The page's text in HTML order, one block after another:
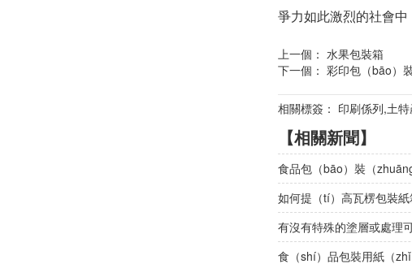
爭力如此激烈的社會
上一個： 水果包裝箱
下一個： 彩印包（bāo）
相關標簽： 印刷係列,土
【相關新聞】
食品包（bāo）裝（
如何提（tí）高瓦楞包裝
有沒有特殊的塗層或處理
食（shí）品包裝用紙（